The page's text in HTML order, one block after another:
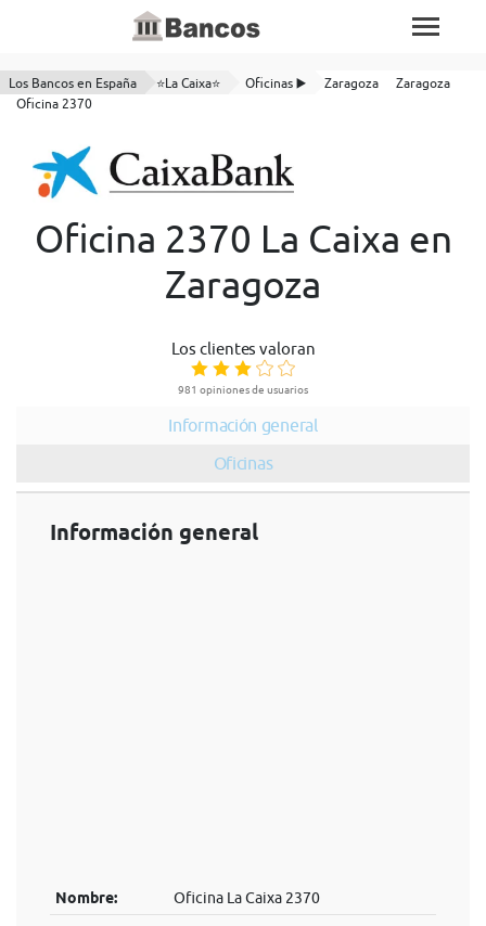
Los Bancos en España ⭐La Caixa⭐ Oficinas ▶️ Zaragoza
Zaragoza
Oficina 2370
Oficina 2370 La Caixa en
Zaragoza
Los clientes valoran
981 opiniones de usuarios
Información general
Oficinas
Información general
Nombre: Oficina La Caixa 2370